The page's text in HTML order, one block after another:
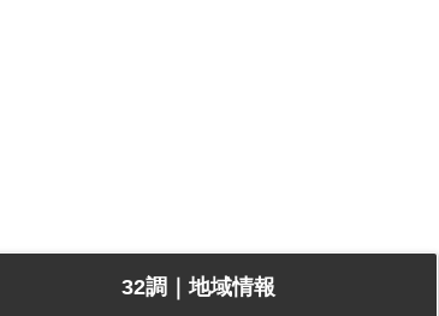
32調｜地域情報